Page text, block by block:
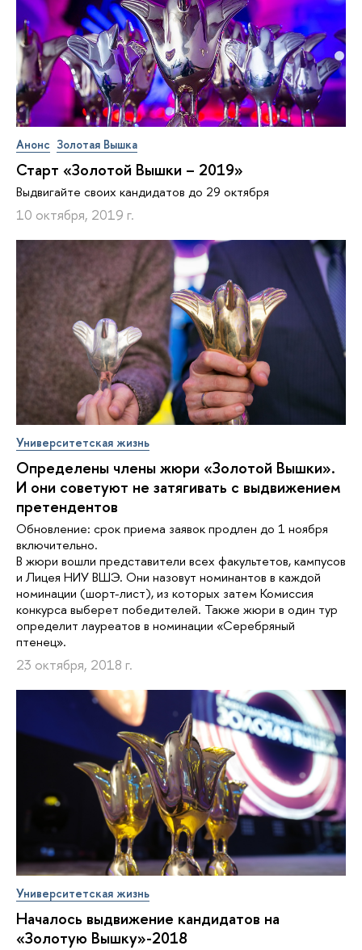
Анонс Золотая Вышка
Старт «Золотой Вышки – 2019»
Выдвигайте своих кандидатов до 29 октября
10 октября, 2019 г.
Университетская жизнь
Определены члены жюри «Золотой Вышки».
И они советуют не затягивать с выдвижением
претендентов
Обновление: срок приема заявок продлен до 1 ноября
включительно.
В жюри вошли представители всех факультетов, кампусов
и Лицея НИУ ВШЭ. Они назовут номинантов в каждой
номинации (шорт-лист), из которых затем Комиссия
конкурса выберет победителей. Также жюри в один тур
определит лауреатов в номинации «Серебряный
птенец».
23 октября, 2018 г.
Университетская жизнь
Началось выдвижение кандидатов на
«Золотую Вышку»-2018